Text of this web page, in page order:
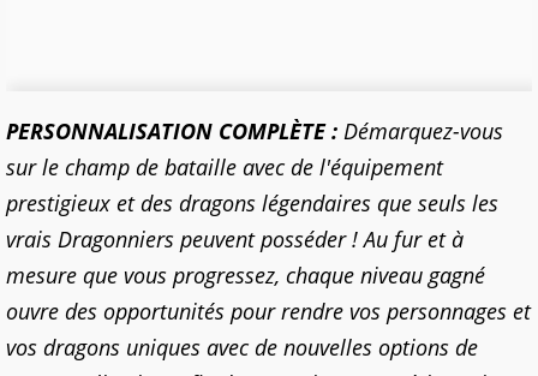
PERSONNALISATION COMPLÈTE : Démarquez-vous
sur le champ de bataille avec de l'équipement
prestigieux et des dragons légendaires que seuls les
vrais Dragonniers peuvent posséder ! Au fur et à
mesure que vous progressez, chaque niveau gagné
ouvre des opportunités pour rendre vos personnages et
vos dragons uniques avec de nouvelles options de